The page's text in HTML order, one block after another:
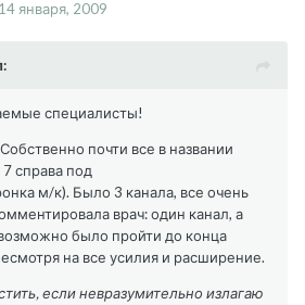
14 января, 2009
специалисты!
почти все в названии
справа под
м/к). Было 3 канала, все очень
врач: один канал, а
было пройти до конца
на все усилия и расширение.
если невразумительно излагаю